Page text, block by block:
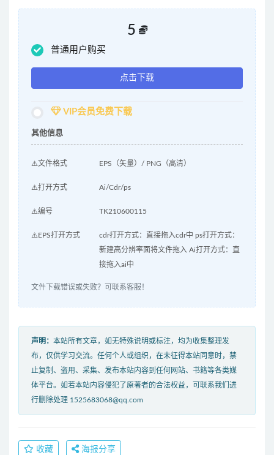
5
普通用户购买
点击下载
VIP会员免费下载
其他信息
⚠️文件格式 EPS（矢量）/ PNG（高清）
⚠️打开方式 Ai/Cdr/ps
⚠️编号 TK210600115
⚠️EPS打开方式
cdr打开方式：直接拖入cdr中 ps打开方式：
新建高分辨率面将文件拖入 Ai打开方式：直
接拖入ai中
文件下载错误或失败？可联系客服！
声明： 本站所有文章，如无特殊说明或标注，均为收集整理发
布，仅供学习交流。任何个人或组织，在未征得本站同意时，禁
止复制、盗用、采集、发布本站内容到任何网站、书籍等各类媒
体平台。如若本站内容侵犯了原著者的合法权益，可联系我们进
行删除处理 1525683068@qq.com
收藏 海报分享